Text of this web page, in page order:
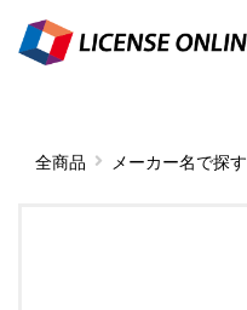
全商品 メーカー名で探す